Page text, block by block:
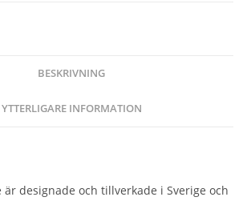
BESKRIVNING
YTTERLIGARE INFORMATION
är designade och tillverkade i Sverige och